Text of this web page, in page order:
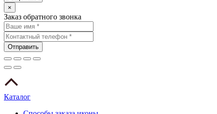
×
Заказ обратного звонка
Каталог